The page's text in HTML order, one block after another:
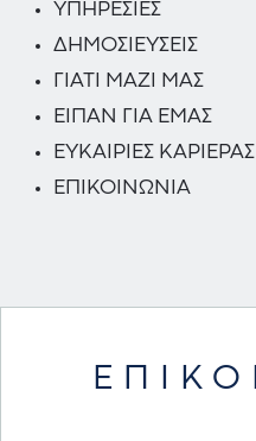
ΥΠΗΡΕΣΙΕΣ
ΔΗΜΟΣΙΕΥΣΕΙΣ
ΓΙΑΤΙ ΜΑΖΙ ΜΑΣ
ΕΙΠΑΝ ΓΙΑ ΕΜΑΣ
ΕΥΚΑΙΡΙΕΣ ΚΑΡΙΕΡΑΣ
ΕΠΙΚΟΙΝΩΝΙΑ